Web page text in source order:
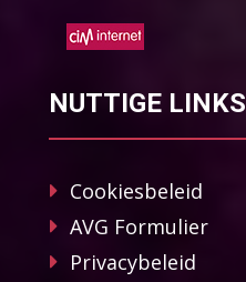
NUTTIGE LINKS
Cookiesbeleid
AVG Formulier
Privacybeleid